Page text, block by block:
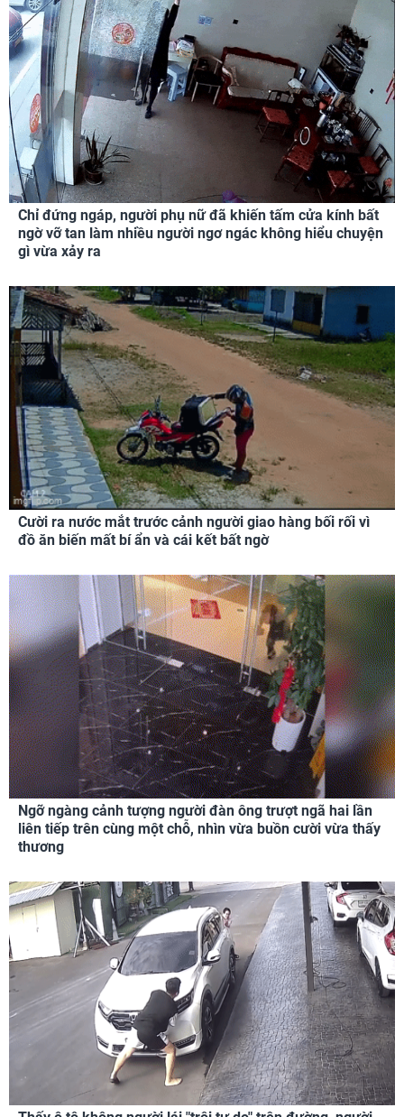
Chỉ đứng ngáp, người phụ nữ đã khiến tấm cửa kính bất
ngờ vỡ tan làm nhiều người ngơ ngác không hiểu chuyện
gì vừa xảy ra
Cười ra nước mắt trước cảnh người giao hàng bối rối vì
đồ ăn biến mất bí ẩn và cái kết bất ngờ
Ngỡ ngàng cảnh tượng người đàn ông trượt ngã hai lần
liên tiếp trên cùng một chỗ, nhìn vừa buồn cười vừa thấy
thương